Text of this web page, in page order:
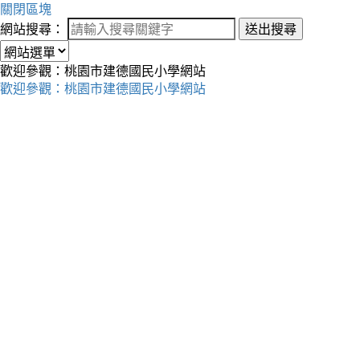
關閉區塊
網站搜尋：
送出搜尋
歡迎參觀：桃園市建德國民小學網站
歡迎參觀：桃園市建德國民小學網站